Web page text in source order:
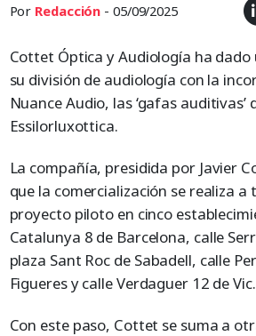
Por Redacción - 05/09/2025
Cottet Óptica y Audiología ha dado
su división de audiología con la
Nuance Audio, las ‘gafas
Essilorluxottica.
La compañía, presidida por Javier
que la comercialización se realiza a
proyecto piloto en cinco
Catalunya 8 de Barcelona, calle
plaza Sant Roc de Sabadell, calle
Figueres y calle Verdaguer 12 de Vic.
Con este paso, Cottet se suma a